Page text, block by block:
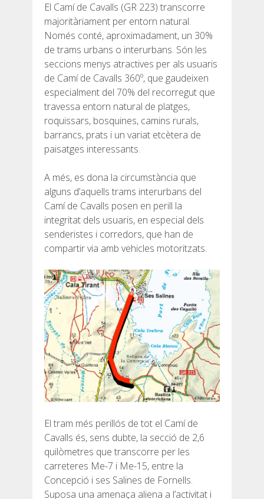
5 ETAPES
4 ETAPES
3 ETAPES
RUTA PER L’INTERIOR
TRAIL RUNNING
8 ETAPES
7 ETAPES
5 ETAPES
4 ETAPES
NON-STOP
RÀNQUING
SERVEI D’ASSISTÈNCIA
El Camí de Cavalls (GR 223) transcorre
majoritàriament per entorn natural.
Només conté, aproximadament, un 30%
de trams urbans o interurbans. Són les
seccions menys atractives per als usuaris
de Camí de Cavalls 360º, que gaudeixen
especialment del 70% del recorregut que
travessa entorn natural de platges,
roquissars, bosquines, camins rurals,
barrancs, prats i un variat etcètera de
paisatges interessants.
A més, es dona la circumstància que
alguns d’aquells trams interurbans del
Camí de Cavalls posen en perill la
integritat dels usuaris, en especial dels
senderistes i corredors, que han de
compartir via amb vehicles motoritzats.
El tram més perillós de tot el Camí de
Cavalls és, sens dubte, la secció de 2,6
quilòmetres que transcorre per les
carreteres Me-7 i Me-15, entre la
Concepció i ses Salines de Fornells.
Suposa una amenaça aliena a l’activitat i